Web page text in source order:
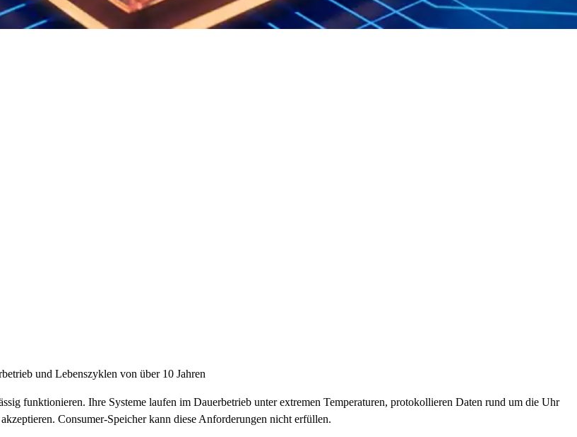
und Lebenszyklen von über 10 Jahren
funktionieren. Ihre Systeme laufen im Dauerbetrieb unter extremen Temperaturen, protokollieren Daten rund um die Uhr
Consumer-Speicher kann diese Anforderungen nicht erfüllen.